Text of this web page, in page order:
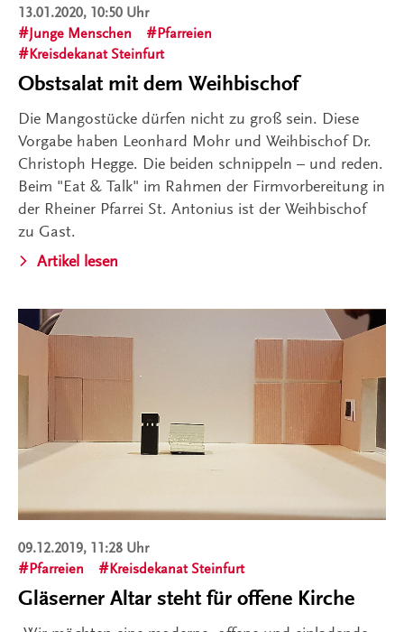
13.01.2020, 10:50 Uhr
Junge Menschen
Pfarreien
Kreisdekanat Steinfurt
Obstsalat mit dem Weihbischof
Die Mangostücke dürfen nicht zu groß sein. Diese
Vorgabe haben Leonhard Mohr und Weihbischof Dr.
Christoph Hegge. Die beiden schnippeln – und reden.
Beim "Eat & Talk" im Rahmen der Firmvorbereitung in
der Rheiner Pfarrei St. Antonius ist der Weihbischof
zu Gast.
Artikel lesen
09.12.2019, 11:28 Uhr
Pfarreien
Kreisdekanat Steinfurt
Gläserner Altar steht für offene Kirche